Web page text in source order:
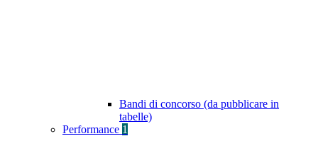
Bandi di concorso (da pubblicare in
tabelle)
Performance 1